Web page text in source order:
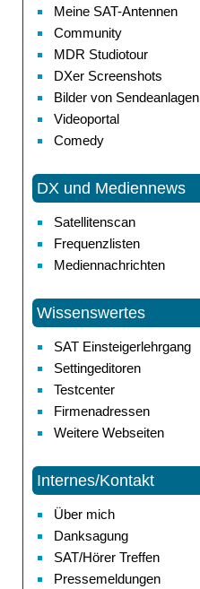
Meine SAT-Antennen
Community
MDR Studiotour
DXer Screenshots
Bilder von Sendeanlagen
Videoportal
Comedy
DX und Mediennews
Satellitenscan
Frequenzlisten
Mediennachrichten
Wissenswertes
SAT Einsteigerlehrgang
Settingeditoren
Testcenter
Firmenadressen
Weitere Webseiten
Internes/Kontakt
Über mich
Danksagung
SAT/Hörer Treffen
Pressemeldungen